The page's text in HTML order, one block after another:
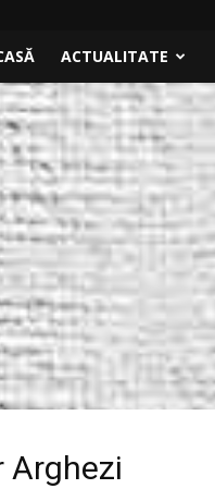
ACTUALITATE
Arghezi